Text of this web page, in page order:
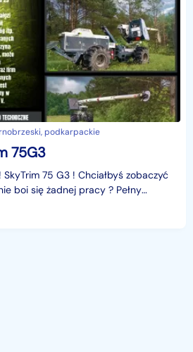
podkarpackie
75G3
SkyTrim 75 G3 ! Chciałbyś zobaczyć
boi się żadnej pracy ? Pełny
zapewnia ergonomiczne